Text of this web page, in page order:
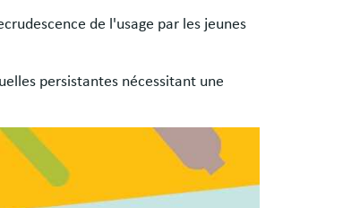
de l'usage par les jeunes
persistantes nécessitant une